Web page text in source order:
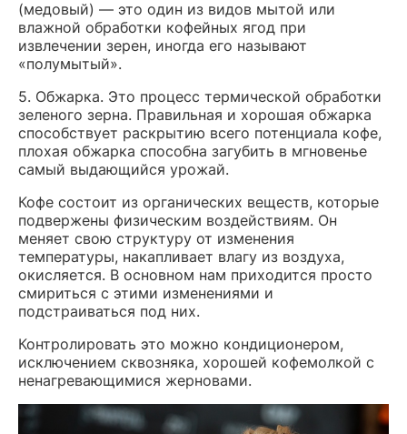
(медовый) — это один из видов мытой или
влажной обработки кофейных ягод при
извлечении зерен, иногда его называют
«полумытый».
5. Обжарка. Это процесс термической обработки
зеленого зерна. Правильная и хорошая обжарка
способствует раскрытию всего потенциала кофе,
плохая обжарка способна загубить в мгновенье
самый выдающийся урожай.
Кофе состоит из органических веществ, которые
подвержены физическим воздействиям. Он
меняет свою структуру от изменения
температуры, накапливает влагу из воздуха,
окисляется. В основном нам приходится просто
смириться с этими изменениями и
подстраиваться под них.
Контролировать это можно кондиционером,
исключением сквозняка, хорошей кофемолкой с
ненагревающимися жерновами.